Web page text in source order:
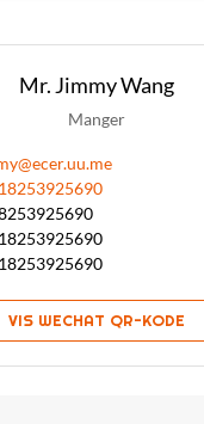
Mr. Jimmy Wang
Manger
VIS WECHAT QR-KODE